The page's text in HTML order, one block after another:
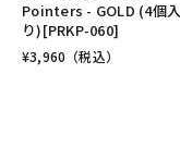
Pointers - GOLD (4個入
り)[PRKP-060]
¥3,960 （税込）